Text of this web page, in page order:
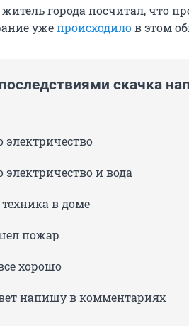
города посчитал, что
ужепроисходилов этом
скачка
электричество
электричество и вода
техника в доме
пожар
хорошо
напишу в комментариях